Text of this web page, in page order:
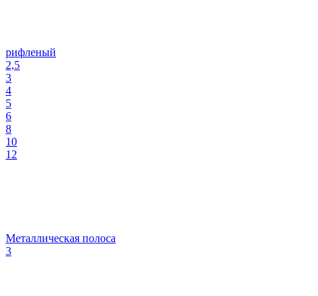
рифленый
2,5
3
4
5
6
8
10
12
Металлическая полоса
3